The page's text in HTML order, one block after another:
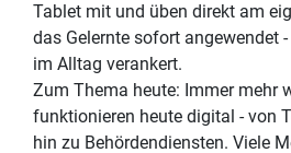
Tablet mit und üben direkt am
das Gelernte sofort angewendet
im Alltag verankert.
Zum Thema heute: Immer mehr
funktionieren heute digital - von
hin zu Behördendiensten. Viele